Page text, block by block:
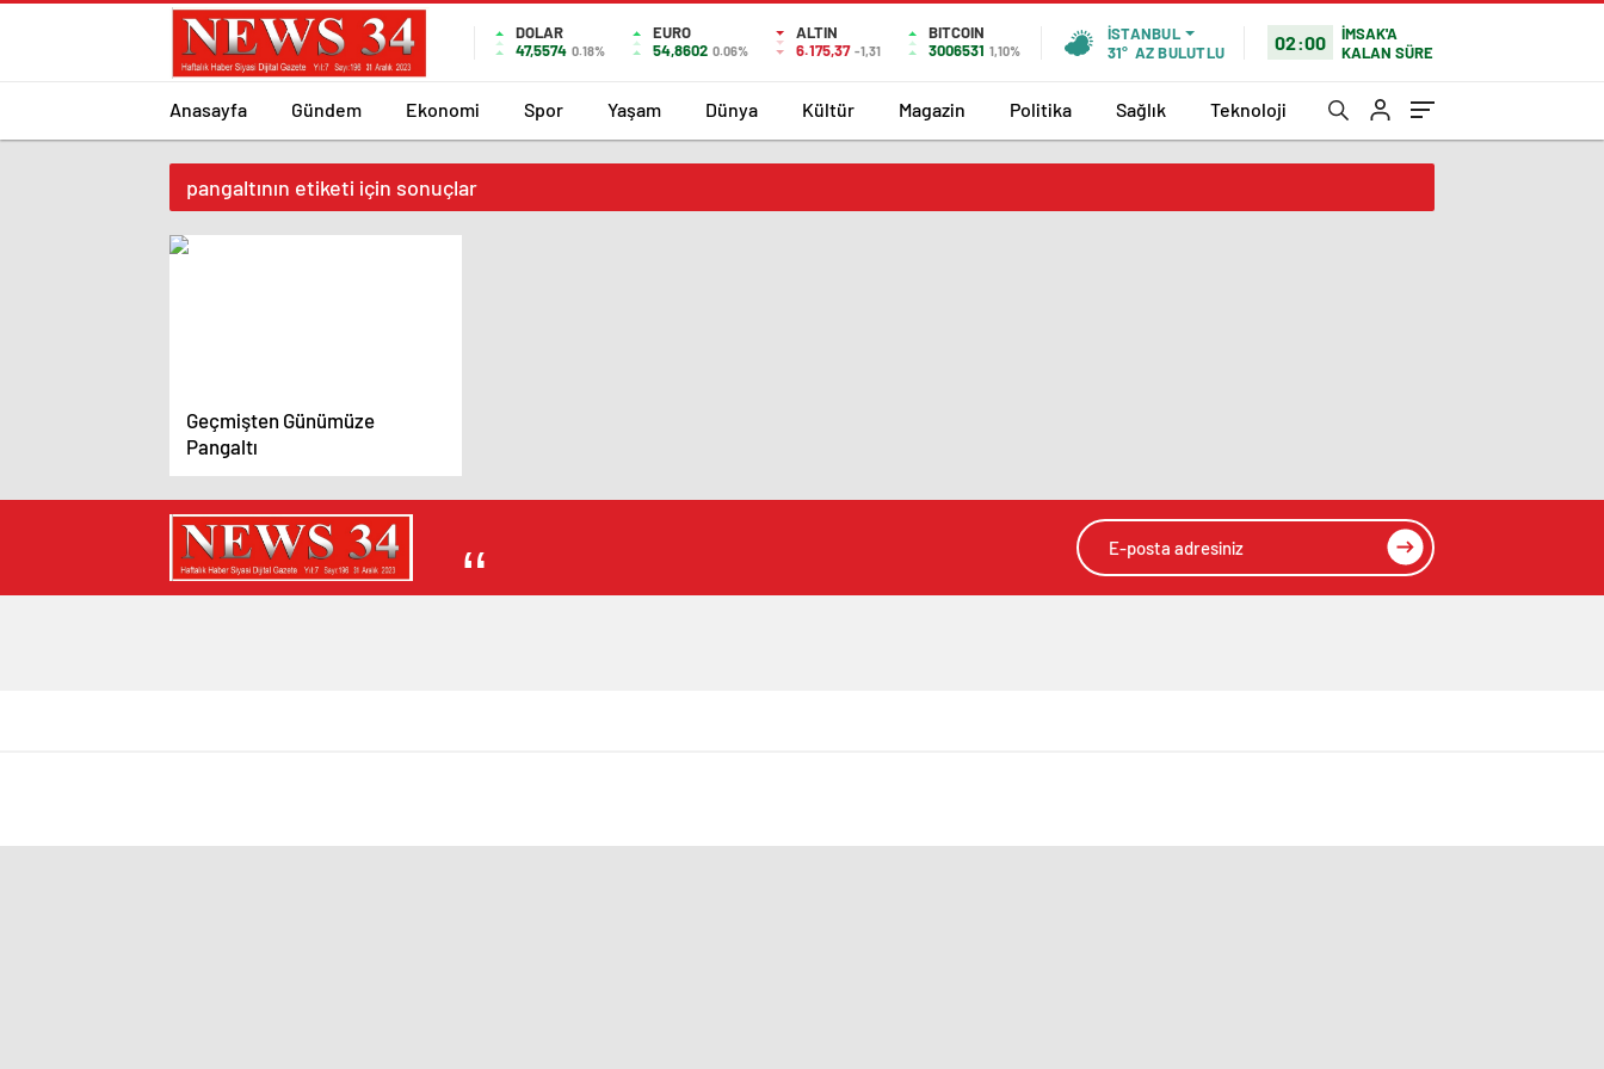
DOLAR
47,5574 0.18%
EURO
54,8602 0.06%
ALTIN
6.175,37 -1,31
BITCOIN
3006531 1,10%
İSTANBUL
31° AZ BULUTLU 02:00
İMSAK'A
KALAN SÜRE
Anasayfa Gündem Ekonomi Spor Yaşam Dünya Kültür Magazin Politika Sağlık Teknoloji
pangaltının etiketi için sonuçlar
Geçmişten Günümüze
Pangaltı